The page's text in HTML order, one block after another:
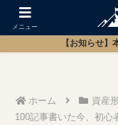
【お知らせ
ホーム 資産
100記事書いた今、初心
メニュー